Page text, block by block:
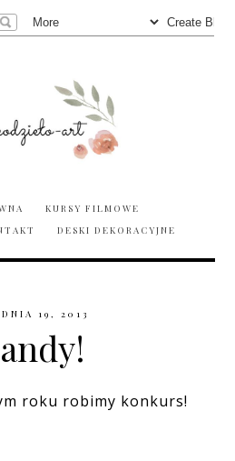
KURSY FILMOWE
DESKI DEKORACYJNE
19, 2013
roku robimy konkurs!